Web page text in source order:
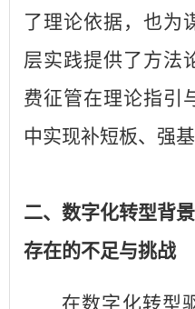
了理论依据，也为
层实践提供了方法
费征管在理论指引
中实现补短板、强
二、数字化转型背
存在的不足与挑战
在数字化转型